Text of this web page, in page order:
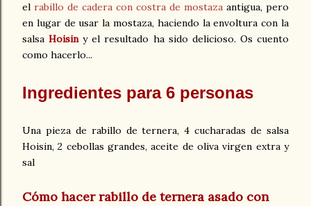
el rabillo de cadera con costra de mostaza antigua, pero
en lugar de usar la mostaza, haciendo la envoltura con la
salsaHoisiny el resultado ha sido delicioso. Os cuento
como hacerlo...
Ingredientes para 6 personas
Una pieza de rabillo de ternera, 4 cucharadas de salsa
Hoisin, 2 cebollas grandes, aceite de oliva virgen extra y
sal
Cómo hacer rabillo de ternera asado con